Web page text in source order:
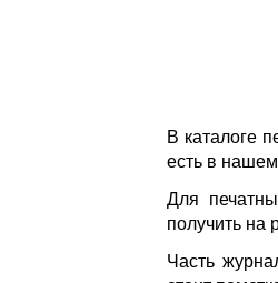
В каталоге
есть в
Для
получить на
Часть